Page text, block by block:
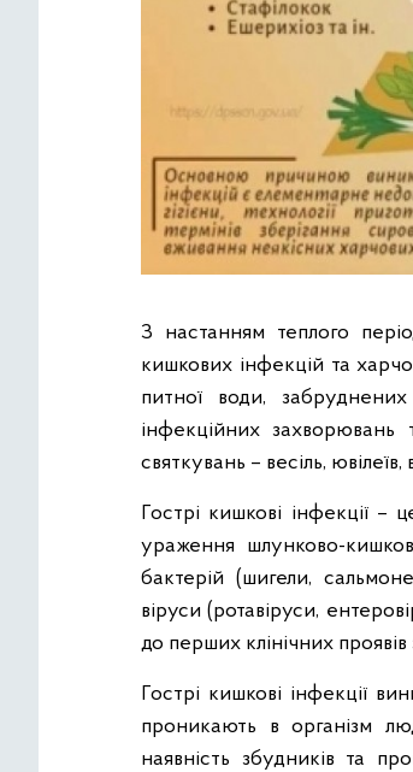
З настанням теплого
кишкових інфекцій та
питної води,
інфекційних
святкувань – весіль,
Гострі кишкові інфекції –
ураження шлунково-
бактерій (шигели,
віруси (ротавіруси,
до перших клінічних
Гострі кишкові інфекції
проникають в організм
наявність збудників та